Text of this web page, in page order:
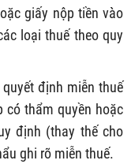
giấy nộp tiền vào
loại thuế theo quy
định miễn thuế
có thẩm quyền hoặc
định (thay thế cho
ghi rõ miễn thuế.